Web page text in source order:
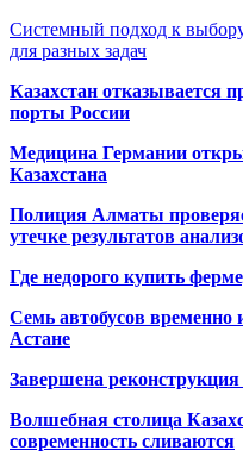
Системный подход к
для разных задач
Казахстан отказывается
порты России
Медицина Германии
Казахстана
Полиция Алматы
утечке результатов
Где недорого купить
Семь автобусов
Астане
Завершена
Волшебная столица
современность сливаются